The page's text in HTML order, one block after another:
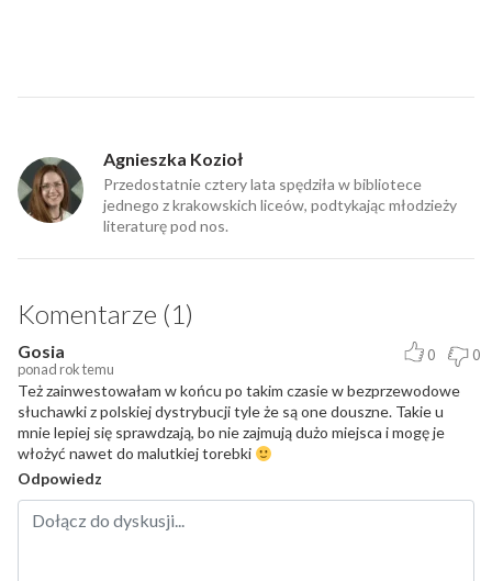
Agnieszka Kozioł
Przedostatnie cztery lata spędziła w bibliotece
jednego z krakowskich liceów, podtykając młodzieży
literaturę pod nos.
Komentarze (1)
Gosia
ponad rok temu
0 0
Też zainwestowałam w końcu po takim czasie w bezprzewodowe
słuchawki z polskiej dystrybucji tyle że są one douszne. Takie u
mnie lepiej się sprawdzają, bo nie zajmują dużo miejsca i mogę je
włożyć nawet do malutkiej torebki
Odpowiedz